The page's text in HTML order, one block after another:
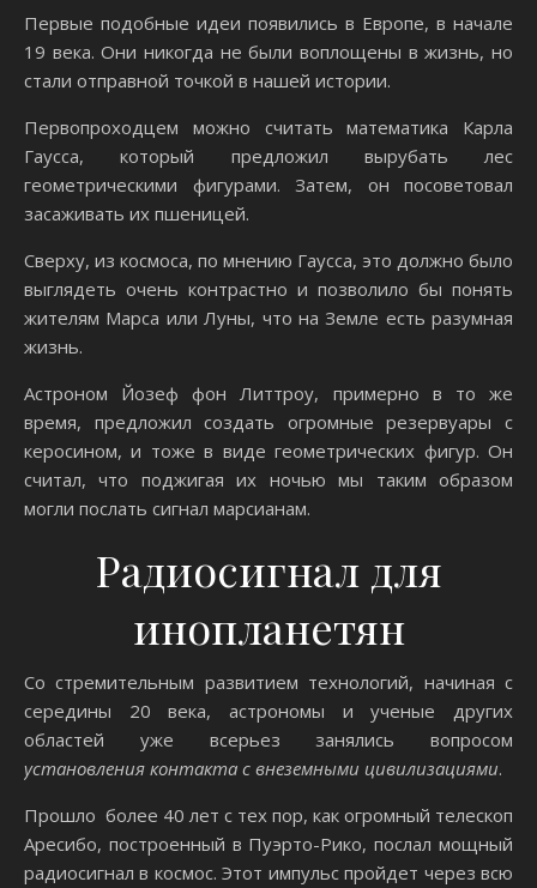
Первые подобные идеи появились в Европе, в начале
19 века. Они никогда не были воплощены в жизнь, но
стали отправной точкой в нашей истории.
Первопроходцем можно считать математика Карла
Гаусса, который предложил вырубать лес
геометрическими фигурами. Затем, он посоветовал
засаживать их пшеницей.
Сверху, из космоса, по мнению Гаусса, это должно было
выглядеть очень контрастно и позволило бы понять
жителям Марса или Луны, что на Земле есть разумная
жизнь.
Астроном Йозеф фон Литтроу, примерно в то же
время, предложил создать огромные резервуары с
керосином, и тоже в виде геометрических фигур. Он
считал, что поджигая их ночью мы таким образом
могли послать сигнал марсианам.
Радиосигнал для
инопланетян
Со стремительным развитием технологий, начиная с
середины 20 века, астрономы и ученые других
областей уже всерьез занялись вопросом
установления контакта с внеземными цивилизациями.
Прошло более 40 лет с тех пор, как огромный телескоп
Аресибо, построенный в Пуэрто-Рико, послал мощный
радиосигнал в космос. Этот импульс пройдет через всю